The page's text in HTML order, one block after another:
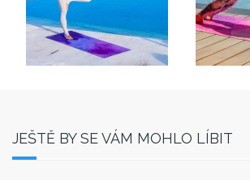
JEŠTĚ BY SE VÁM MOHLO LÍBIT